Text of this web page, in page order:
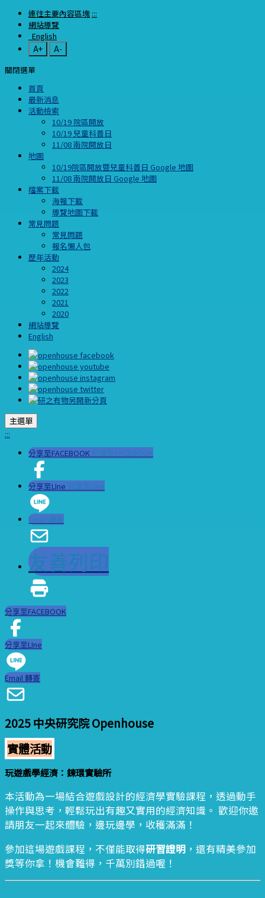
連往主要內容區塊 :::
網站導覽
English
A+
A-
關閉選單
首頁
最新消息
活動檢索
10/19 院區開放
10/19 兒童科普日
11/08 南院開放日
地圖
10/19院區開放暨兒童科普日 Google 地圖
11/08 南院開放日 Google 地圖
檔案下載
海報下載
導覽地圖下載
常見問題
常見問題
報名懶人包
歷年活動
2024
2023
2022
2021
2020
網站導覽
English
主選單
:::
分享至FACEBOOK 分享至FACEBOOK
分享至LIne 分享至LIne
Email 轉寄
友善列印
分享至FACEBOOK
分享至LIne
Email 轉寄
2025 中央研究院 Openhouse
實體活動
玩遊戲學經濟：鍊環實驗所
本活動為一場結合遊戲設計的經濟學實驗課程，透過動手
操作與思考，輕鬆玩出有趣又實用的經濟知識。 歡迎你邀
請朋友一起來體驗，邊玩邊學，收穫滿滿！
參加這場遊戲課程，不僅能取得研習證明 ，還有精美參加
獎等你拿！機會難得，千萬別錯過喔！